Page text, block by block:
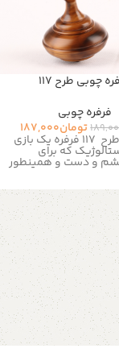
چوبی طرح 117
فرفره چوبی
تومان187,000
فرفره چوبی طرح 117 فرفره یک بازی
که برای
و دست و همینطور